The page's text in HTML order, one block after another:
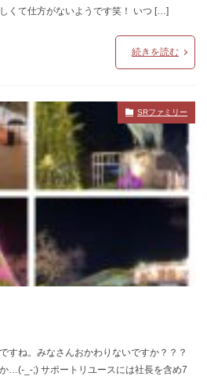
くて仕方がないようです笑！ いつ […]
続きを読む
SRファミリー
すね。みなさんおかわりないですか？？？
…(-_-;) サポートリユースには社長を含め7